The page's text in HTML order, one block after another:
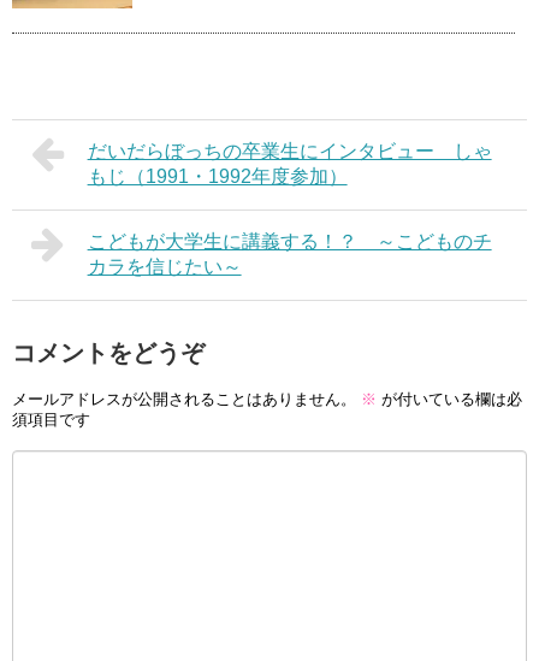
だいだらぼっちの卒業生にインタビュー しゃ
もじ（1991・1992年度参加）
こどもが大学生に講義する！？ ～こどものチ
カラを信じたい～
コメントをどうぞ
メールアドレスが公開されることはありません。 ※ が付いている欄は必
須項目です